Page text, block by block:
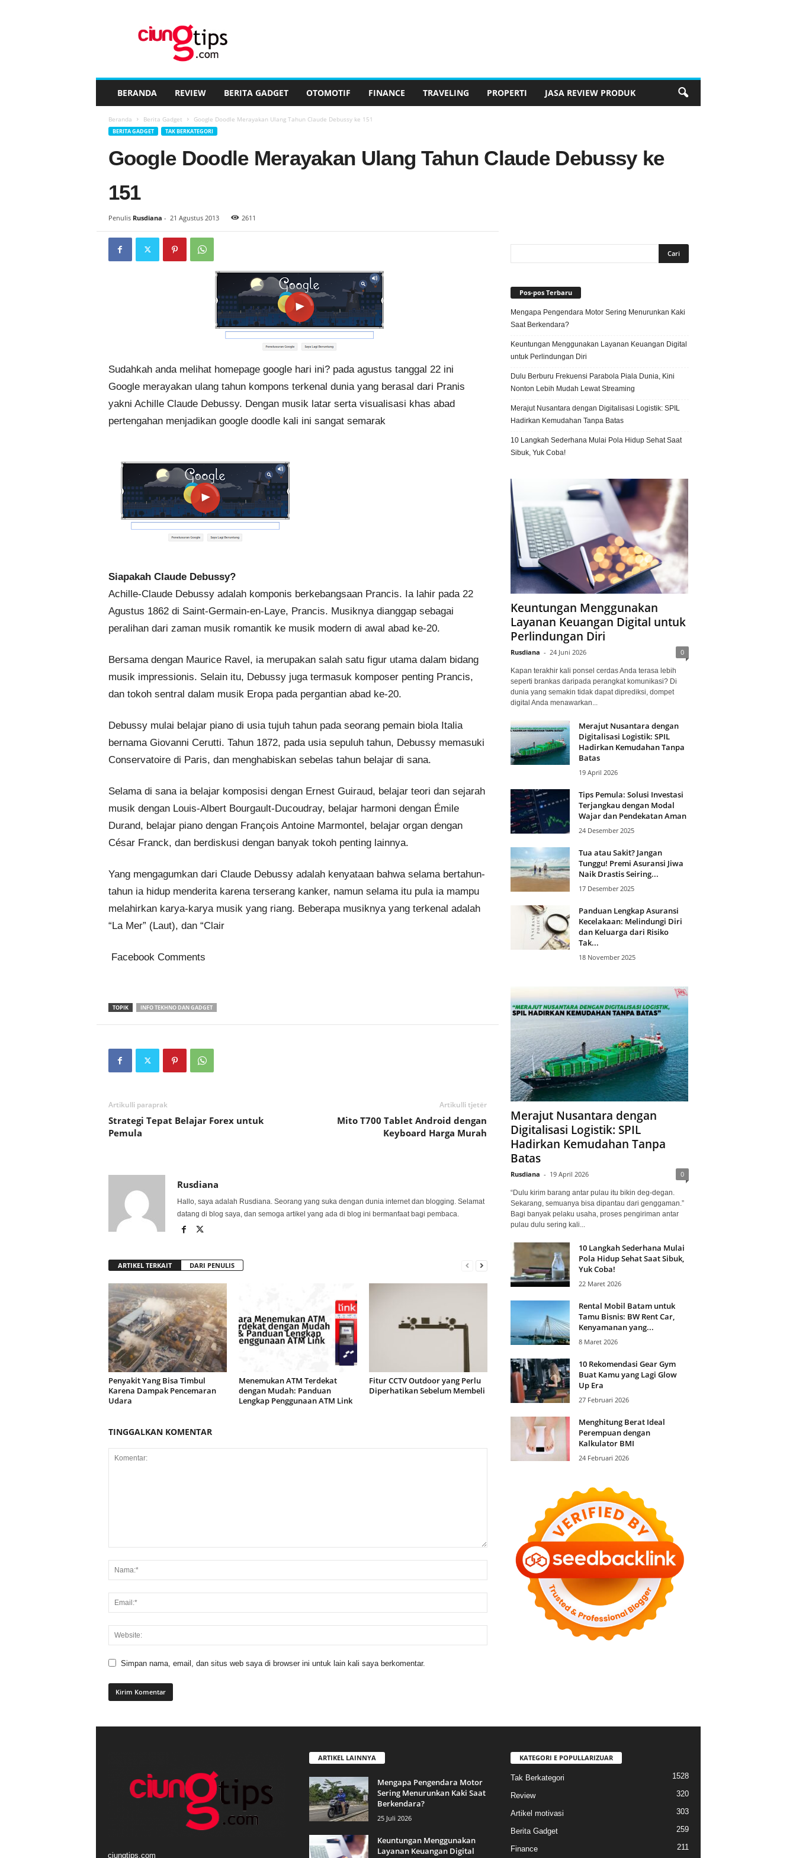
BERANDA REVIEW BERITA GADGET OTOMOTIF FINANCE TRAVELING PROPERTI JASA REVIEW PRODUK
Beranda Berita Gadget Google Doodle Merayakan Ulang Tahun Claude Debussy ke 151
BERITA GADGET TAK BERKATEGORI
Google Doodle Merayakan Ulang Tahun Claude Debussy ke
151
Penulis Rusdiana - 21 Agustus 2013 2611
Sudahkah anda melihat homepage google hari ini? pada agustus tanggal 22 ini
Google merayakan ulang tahun kompons terkenal dunia yang berasal dari Pranis
yakni Achille Claude Debussy. Dengan musik latar serta visualisasi khas abad
pertengahan menjadikan google doodle kali ini sangat semarak
Siapakah Claude Debussy?
Achille-Claude Debussy adalah komponis berkebangsaan Prancis. Ia lahir pada 22
Agustus 1862 di Saint-Germain-en-Laye, Prancis. Musiknya dianggap sebagai
peralihan dari zaman musik romantik ke musik modern di awal abad ke-20.
Bersama dengan Maurice Ravel, ia merupakan salah satu figur utama dalam bidang
musik impressionis. Selain itu, Debussy juga termasuk komposer penting Prancis,
dan tokoh sentral dalam musik Eropa pada pergantian abad ke-20.
Debussy mulai belajar piano di usia tujuh tahun pada seorang pemain biola Italia
bernama Giovanni Cerutti. Tahun 1872, pada usia sepuluh tahun, Debussy memasuki
Conservatoire di Paris, dan menghabiskan sebelas tahun belajar di sana.
Selama di sana ia belajar komposisi dengan Ernest Guiraud, belajar teori dan sejarah
musik dengan Louis-Albert Bourgault-Ducoudray, belajar harmoni dengan Émile
Durand, belajar piano dengan François Antoine Marmontel, belajar organ dengan
César Franck, dan berdiskusi dengan banyak tokoh penting lainnya.
Yang mengagumkan dari Claude Debussy adalah kenyataan bahwa selama bertahun-
tahun ia hidup menderita karena terserang kanker, namun selama itu pula ia mampu
melahirkan karya-karya musik yang riang. Beberapa musiknya yang terkenal adalah
“La Mer” (Laut), dan “Clair
Facebook Comments
TOPIK INFO TEKHNO DAN GADGET
Artikulli paraprak
Strategi Tepat Belajar Forex untuk
Pemula
Artikulli tjetër
Mito T700 Tablet Android dengan
Keyboard Harga Murah
Rusdiana
Hallo, saya adalah Rusdiana. Seorang yang suka dengan dunia internet dan blogging. Selamat
datang di blog saya, dan semoga artikel yang ada di blog ini bermanfaat bagi pembaca.
ARTIKEL TERKAIT DARI PENULIS
Penyakit Yang Bisa Timbul
Karena Dampak Pencemaran
Udara
Menemukan ATM Terdekat
dengan Mudah: Panduan
Lengkap Penggunaan ATM Link
Fitur CCTV Outdoor yang Perlu
Diperhatikan Sebelum Membeli
TINGGALKAN KOMENTAR
Simpan nama, email, dan situs web saya di browser ini untuk lain kali saya berkomentar.
Pos-pos Terbaru
Mengapa Pengendara Motor Sering Menurunkan Kaki
Saat Berkendara?
Keuntungan Menggunakan Layanan Keuangan Digital
untuk Perlindungan Diri
Dulu Berburu Frekuensi Parabola Piala Dunia, Kini
Nonton Lebih Mudah Lewat Streaming
Merajut Nusantara dengan Digitalisasi Logistik: SPIL
Hadirkan Kemudahan Tanpa Batas
10 Langkah Sederhana Mulai Pola Hidup Sehat Saat
Sibuk, Yuk Coba!
Keuntungan Menggunakan
Layanan Keuangan Digital untuk
Perlindungan Diri
Rusdiana - 24 Juni 2026 0
Kapan terakhir kali ponsel cerdas Anda terasa lebih
seperti brankas daripada perangkat komunikasi? Di
dunia yang semakin tidak dapat diprediksi, dompet
digital Anda menawarkan...
Merajut Nusantara dengan
Digitalisasi Logistik: SPIL
Hadirkan Kemudahan Tanpa
Batas
19 April 2026
Tips Pemula: Solusi Investasi
Terjangkau dengan Modal
Wajar dan Pendekatan Aman
24 Desember 2025
Tua atau Sakit? Jangan
Tunggu! Premi Asuransi Jiwa
Naik Drastis Seiring...
17 Desember 2025
Panduan Lengkap Asuransi
Kecelakaan: Melindungi Diri
dan Keluarga dari Risiko
Tak...
18 November 2025
Merajut Nusantara dengan
Digitalisasi Logistik: SPIL
Hadirkan Kemudahan Tanpa
Batas
Rusdiana - 19 April 2026 0
“Dulu kirim barang antar pulau itu bikin deg-degan.
Sekarang, semuanya bisa dipantau dari genggaman.”
Bagi banyak pelaku usaha, proses pengiriman antar
pulau dulu sering kali...
10 Langkah Sederhana Mulai
Pola Hidup Sehat Saat Sibuk,
Yuk Coba!
22 Maret 2026
Rental Mobil Batam untuk
Tamu Bisnis: BW Rent Car,
Kenyamanan yang...
8 Maret 2026
10 Rekomendasi Gear Gym
Buat Kamu yang Lagi Glow
Up Era
27 Februari 2026
Menghitung Berat Ideal
Perempuan dengan
Kalkulator BMI
24 Februari 2026
ciungtips.com
ARTIKEL LAINNYA
Mengapa Pengendara Motor
Sering Menurunkan Kaki Saat
Berkendara?
25 Juli 2026
Keuntungan Menggunakan
Layanan Keuangan Digital
KATEGORI E POPULLARIZUAR
Tak Berkategori 1528
Review 320
Artikel motivasi 303
Berita Gadget 259
Finance 211